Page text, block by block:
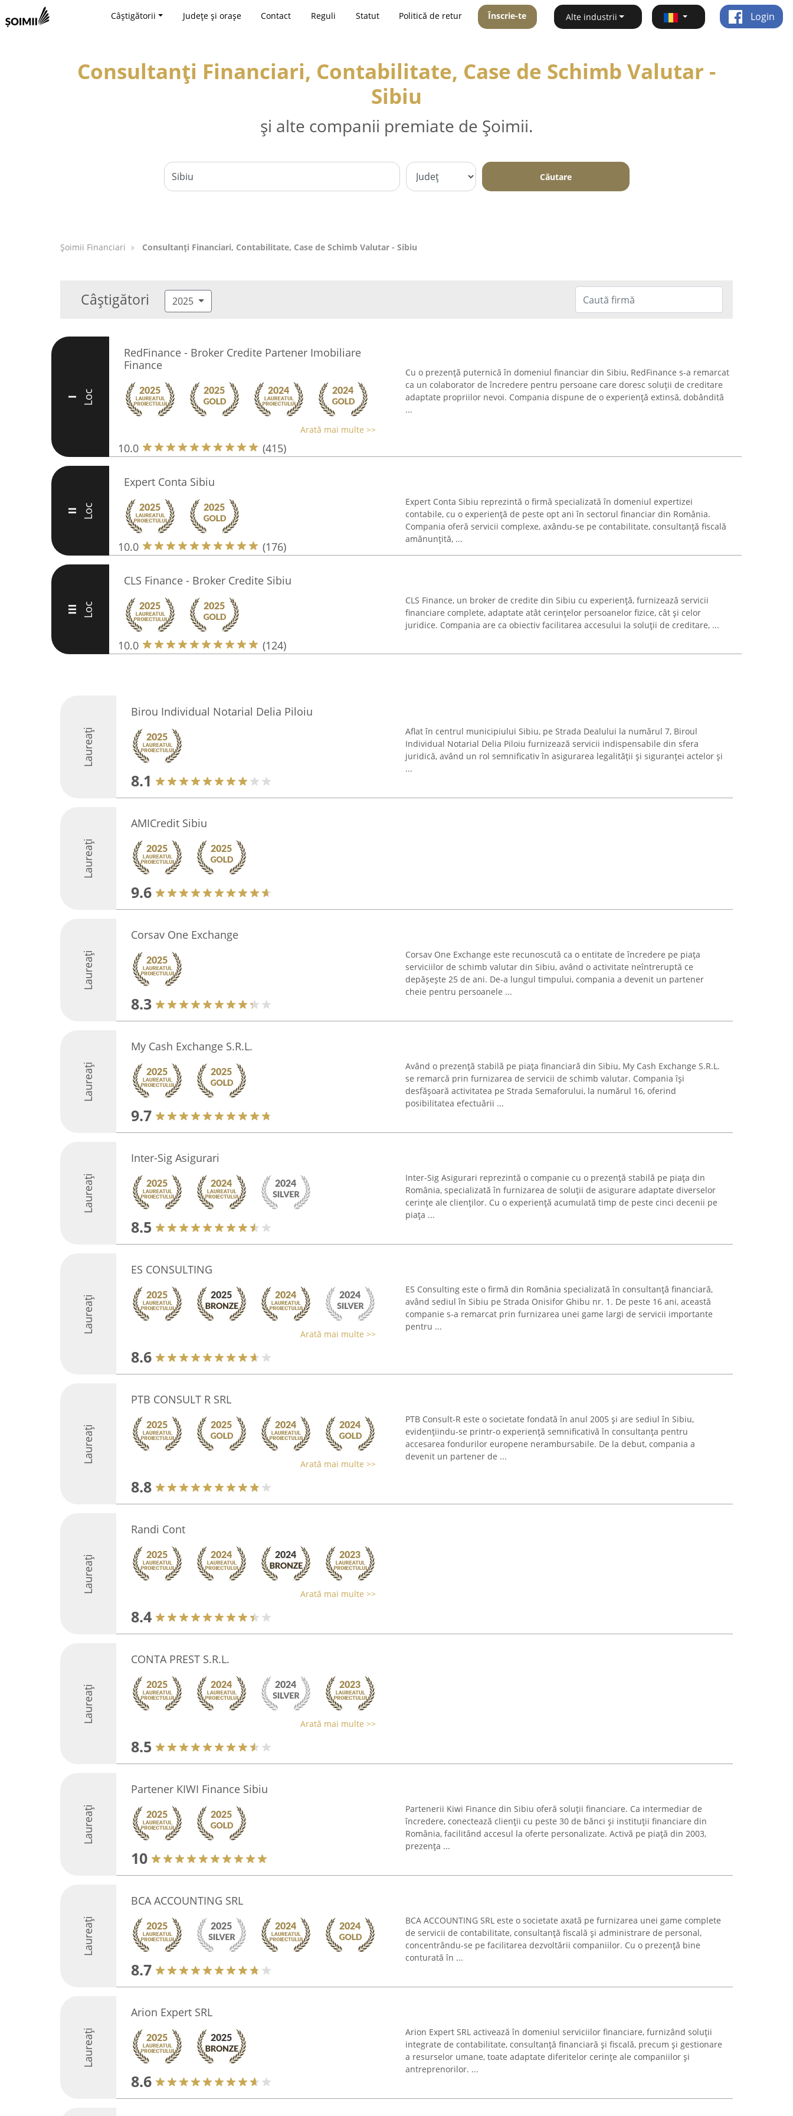
Câștigătorii Județe și orașe Contact Reguli Statut Politică de retur Înscrie-te Alte industrii Login
Consultanți Financiari, Contabilitate, Case de Schimb Valutar -
Sibiu
și alte companii premiate de Șoimii.
Căutare
Șoimii Financiari Consultanți Financiari, Contabilitate, Case de Schimb Valutar - Sibiu
Câștigători 2025
I Loc
RedFinance - Broker Credite Partener Imobiliare
Finance
Arată mai multe >>
10.0 (415)
Cu o prezență puternică în domeniul financiar din Sibiu, RedFinance s-a remarcat
ca un colaborator de încredere pentru persoane care doresc soluții de creditare
adaptate propriilor nevoi. Compania dispune de o experiență extinsă, dobândită
...
II Loc
Expert Conta Sibiu
10.0 (176)
Expert Conta Sibiu reprezintă o firmă specializată în domeniul expertizei
contabile, cu o experiență de peste opt ani în sectorul financiar din România.
Compania oferă servicii complexe, axându-se pe contabilitate, consultanță fiscală
amănunțită, ...
III Loc
CLS Finance - Broker Credite Sibiu
10.0 (124)
CLS Finance, un broker de credite din Sibiu cu experiență, furnizează servicii
financiare complete, adaptate atât cerințelor persoanelor fizice, cât și celor
juridice. Compania are ca obiectiv facilitarea accesului la soluții de creditare, ...
Laureați
Birou Individual Notarial Delia Piloiu
8.1
Aflat în centrul municipiului Sibiu, pe Strada Dealului la numărul 7, Biroul
Individual Notarial Delia Piloiu furnizează servicii indispensabile din sfera
juridică, având un rol semnificativ în asigurarea legalității și siguranței actelor și
...
Laureați
AMICredit Sibiu
9.6
Laureați
Corsav One Exchange
8.3
Corsav One Exchange este recunoscută ca o entitate de încredere pe piața
serviciilor de schimb valutar din Sibiu, având o activitate neîntreruptă ce
depășește 25 de ani. De-a lungul timpului, compania a devenit un partener
cheie pentru persoanele ...
Laureați
My Cash Exchange S.R.L.
9.7
Având o prezență stabilă pe piața financiară din Sibiu, My Cash Exchange S.R.L.
se remarcă prin furnizarea de servicii de schimb valutar. Compania își
desfășoară activitatea pe Strada Semaforului, la numărul 16, oferind
posibilitatea efectuării ...
Laureați
Inter-Sig Asigurari
8.5
Inter-Sig Asigurari reprezintă o companie cu o prezență stabilă pe piața din
România, specializată în furnizarea de soluții de asigurare adaptate diverselor
cerințe ale clienților. Cu o experiență acumulată timp de peste cinci decenii pe
piața ...
Laureați
ES CONSULTING
Arată mai multe >>
8.6
ES Consulting este o firmă din România specializată în consultanță financiară,
având sediul în Sibiu pe Strada Onisifor Ghibu nr. 1. De peste 16 ani, această
companie s-a remarcat prin furnizarea unei game largi de servicii importante
pentru ...
Laureați
PTB CONSULT R SRL
Arată mai multe >>
8.8
PTB Consult-R este o societate fondată în anul 2005 și are sediul în Sibiu,
evidențiindu-se printr-o experiență semnificativă în consultanța pentru
accesarea fondurilor europene nerambursabile. De la debut, compania a
devenit un partener de ...
Laureați
Randi Cont
Arată mai multe >>
8.4
Laureați
CONTA PREST S.R.L.
Arată mai multe >>
8.5
Laureați
Partener KIWI Finance Sibiu
10
Partenerii Kiwi Finance din Sibiu oferă soluții financiare. Ca intermediar de
încredere, conectează clienții cu peste 30 de bănci și instituții financiare din
România, facilitând accesul la oferte personalizate. Activă pe piață din 2003,
prezența ...
Laureați
BCA ACCOUNTING SRL
8.7
BCA ACCOUNTING SRL este o societate axată pe furnizarea unei game complete
de servicii de contabilitate, consultanță fiscală și administrare de personal,
concentrându-se pe facilitarea dezvoltării companiilor. Cu o prezență bine
conturată în ...
Laureați
Arion Expert SRL
8.6
Arion Expert SRL activează în domeniul serviciilor financiare, furnizând soluții
integrate de contabilitate, consultanță financiară și fiscală, precum și gestionare
a resurselor umane, toate adaptate diferitelor cerințe ale companiilor și
antreprenorilor. ...